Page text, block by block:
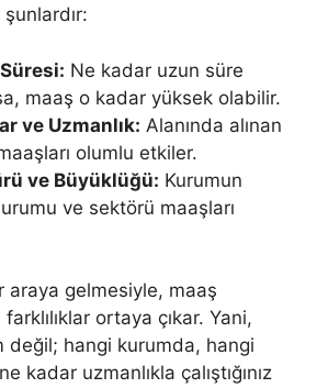
Ne kadar uzun süre
maaş o kadar yüksek olabilir.
ve Uzmanlık: Alanında alınan
olumlu etkiler.
ve Büyüklüğü: Kurumun
ve sektörü maaşları
araya gelmesiyle, maaş
ortaya çıkar. Yani,
değil; hangi kurumda, hangi
kadar uzmanlıkla çalıştığınız